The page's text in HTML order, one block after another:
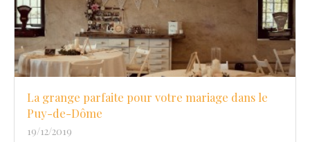
La grange parfaite pour votre mariage dans le
Puy-de-Dôme
19/12/2019